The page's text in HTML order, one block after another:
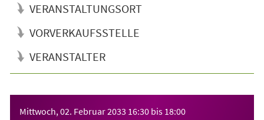
VERANSTALTUNGSORT
VORVERKAUFSSTELLE
VERANSTALTER
Mittwoch, 02. Februar 2033 16:30 bis 18:00